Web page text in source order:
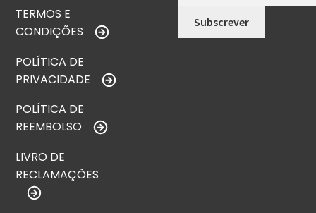
TERMOS E
CONDIÇÕES
POLÍTICA DE
PRIVACIDADE
POLÍTICA DE
REEMBOLSO
LIVRO DE
RECLAMAÇÕES